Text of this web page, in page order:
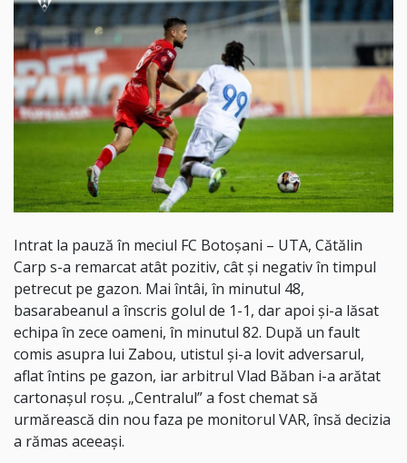
Intrat la pauză în meciul FC Botoșani – UTA, Cătălin
Carp s-a remarcat atât pozitiv, cât și negativ în timpul
petrecut pe gazon. Mai întâi, în minutul 48,
basarabeanul a înscris golul de 1-1, dar apoi și-a lăsat
echipa în zece oameni, în minutul 82. După un fault
comis asupra lui Zabou, utistul și-a lovit adversarul,
aflat întins pe gazon, iar arbitrul Vlad Băban i-a arătat
cartonașul roșu. „Centralul” a fost chemat să
urmărească din nou faza pe monitorul VAR, însă decizia
a rămas aceeași.